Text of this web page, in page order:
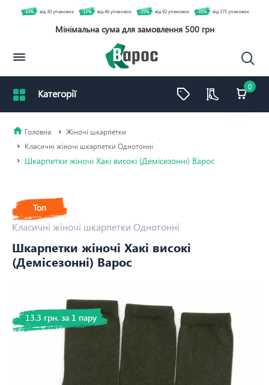
0
-10% від 30 упаковок -15% від 46 упаковок -25% від 92 упаковок -35% від 175 упаковок
Мінімальна сума для замовлення 500 грн
Жіночі шкарпетки
Класичні жіночі шкарпетки Однотонні
Шкарпетки жіночі Хакі високі (Демісезонні) Варос
Топ
Класичні жіночі шкарпетки Однотонні
Шкарпетки жіночі Хакі високі
(Демісезонні) Варос
13.3 грн. за 1 пару